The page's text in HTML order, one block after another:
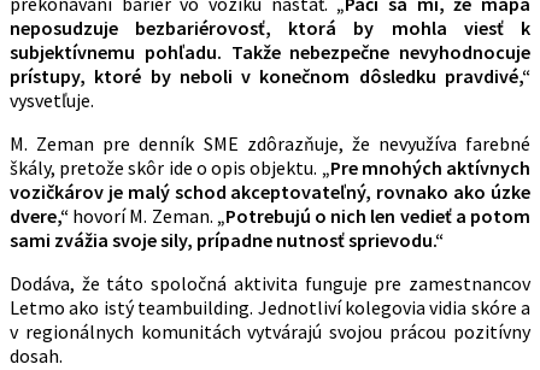
neposudzuje bezbariérovosť, ktorá by mohla viesť k
subjektívnemu pohľadu. Takže nebezpečne nevyhodnocuje
prístupy, ktoré by neboli v konečnom dôsledku pravdivé,“
vysvetľuje.
M. Zeman pre denník SME zdôrazňuje, že nevyužíva farebné
škály, pretože skôr ide o opis objektu. „Pre mnohých aktívnych
vozičkárov je malý schod akceptovateľný, rovnako ako úzke
dvere,“ hovorí M. Zeman. „Potrebujú o nich len vedieť a potom
sami zvážia svoje sily, prípadne nutnosť sprievodu.“
Dodáva, že táto spoločná aktivita funguje pre zamestnancov
Letmo ako istý teambuilding. Jednotliví kolegovia vidia skóre a
v regionálnych komunitách vytvárajú svojou prácou pozitívny
dosah.